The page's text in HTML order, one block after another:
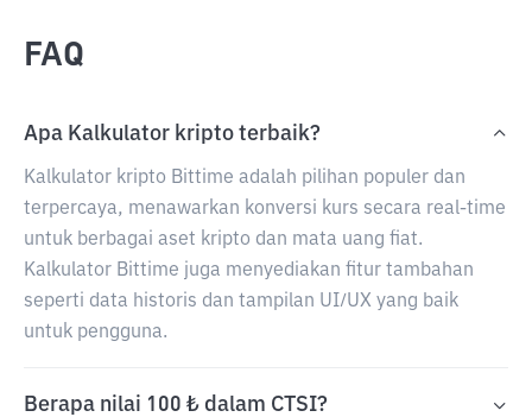
FAQ
Apa Kalkulator kripto terbaik?
Kalkulator kripto Bittime adalah pilihan populer dan
terpercaya, menawarkan konversi kurs secara real-time
untuk berbagai aset kripto dan mata uang fiat.
Kalkulator Bittime juga menyediakan fitur tambahan
seperti data historis dan tampilan UI/UX yang baik
untuk pengguna.
Berapa nilai 100 ₺ dalam CTSI?